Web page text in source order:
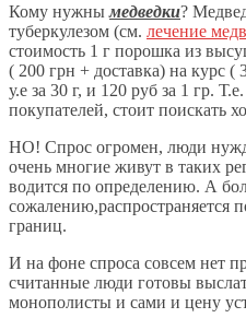
Кому нужнымедведки?
туберкулезом (см. лечение
стоимость 1 г порошка из
( 200 грн + доставка) на курс (
у.е за 30 г, и 120 руб за 1 гр.
покупателей, стоит поискать
НО! Спрос огромен, люди
очень многие живут в таких
водится по определению. А
сожалению,распространяется
границ.
И на фоне спроса совсем нет
считанные люди готовы
монополисты и сами и цену